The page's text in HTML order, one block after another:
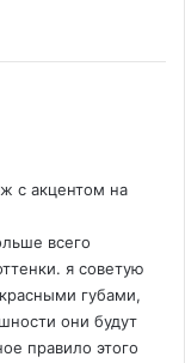
с акцентом на
всего
я советую
губами,
они будут
правило этого